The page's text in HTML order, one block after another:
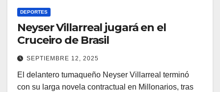
DEPORTES
Neyser Villarreal jugará en el
Cruceiro de Brasil
SEPTIEMBRE 12, 2025
El delantero tumaqueño Neyser Villarreal terminó
con su larga novela contractual en Millonarios, tras